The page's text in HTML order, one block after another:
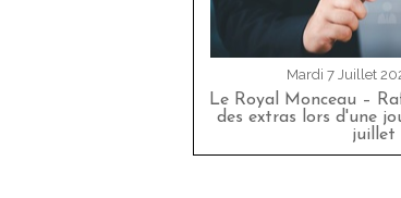
Mardi 7 Juillet
Le Royal Monceau –
des extras lors d'une
juillet